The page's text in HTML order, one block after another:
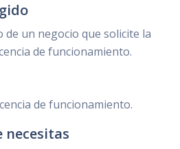
un negocio que solicite la
de funcionamiento.
de funcionamiento.
necesitas